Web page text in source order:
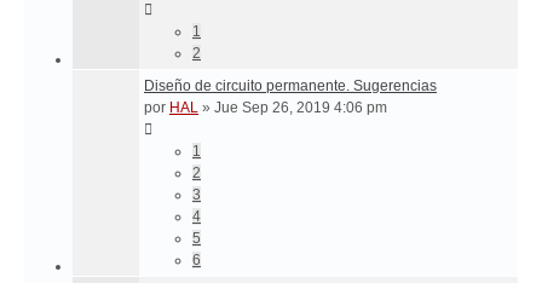
1
2
Diseño de circuito permanente. Sugerencias
por HAL » Jue Sep 26, 2019 4:06 pm
1
2
3
4
5
6